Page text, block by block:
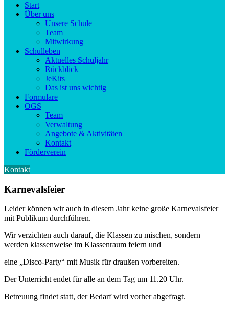
Start
Über uns
Unsere Schule
Team
Mitwirkung
Schulleben
Aktuelles Schuljahr
Rückblick
JeKits
Das ist uns wichtig
Formulare
OGS
Team
Verwaltung
Angebote & Aktivitäten
Kontakt
Förderverein
Kontakt
Karnevalsfeier
Leider können wir auch in diesem Jahr keine große Karnevalsfeier
mit Publikum durchführen.
Wir verzichten auch darauf, die Klassen zu mischen, sondern
werden klassenweise im Klassenraum feiern und
eine „Disco-Party“ mit Musik für draußen vorbereiten.
Der Unterricht endet für alle an dem Tag um 11.20 Uhr.
Betreuung findet statt, der Bedarf wird vorher abgefragt.